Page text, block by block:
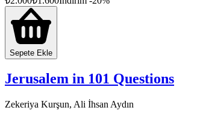
Sepete Ekle
Jerusalem in 101 Questions
Zekeriya Kurşun, Ali İhsan Aydın